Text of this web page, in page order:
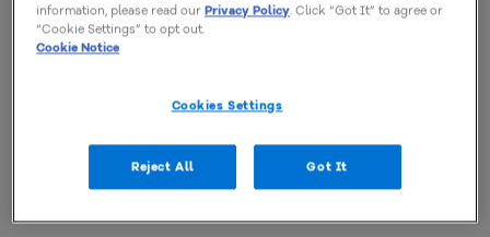
El brainstorming debe involucrar a colaboradores de
diferentes áreas o incluso de experiencia, pero que
todos los involucrados en la sesión.
information, please read ourPrivacy Policy. Click “Got It” to agree or
“Cookie Settings” to opt out.
Cookie Notice
Cookies Settings
Reject All Got It